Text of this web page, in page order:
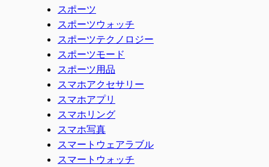
スポーツ
スポーツウォッチ
スポーツテクノロジー
スポーツモード
スポーツ用品
スマホアクセサリー
スマホアプリ
スマホリング
スマホ写真
スマートウェアラブル
スマートウォッチ